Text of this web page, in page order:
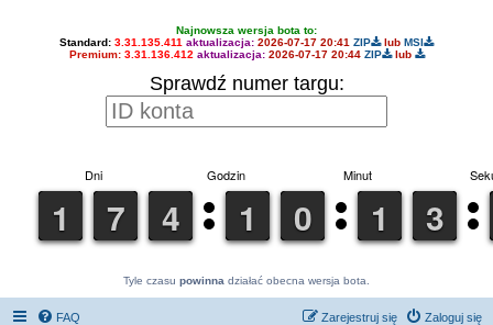
Najnowsza wersja bota to:
Standard: 3.31.135.411 aktualizacja: 2026-07-17 20:41 ZIP lub MSI
Premium: 3.31.136.412 aktualizacja: 2026-07-17 20:44 ZIP lub
Sprawdź numer targu:
Tyle czasu powinna działać obecna wersja bota.
FAQ Zaloguj się
Zarejestruj się